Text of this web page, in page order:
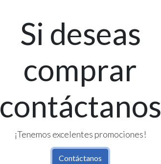
Si deseas
comprar
contáctanos
¡Tenemos excelentes promociones!
Contáctanos